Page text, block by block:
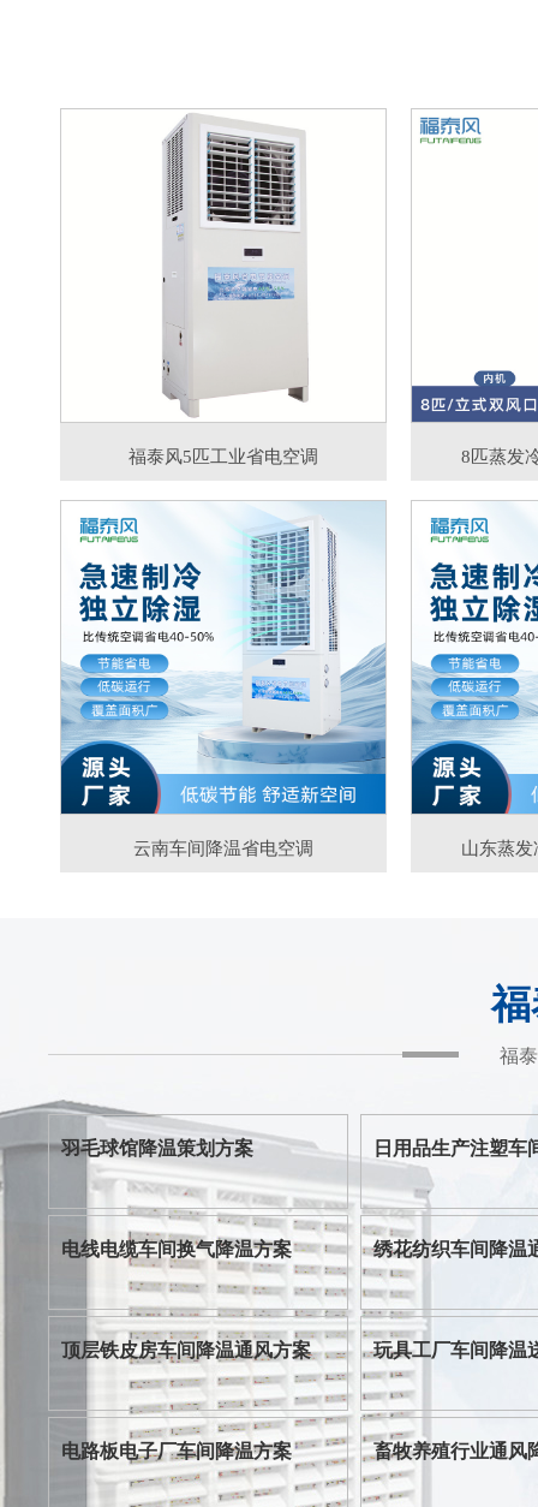
福泰风5匹工业省电空调 8匹蒸发
云南车间降温省电空调 山东蒸
福
羽毛球馆降温策划方案 日用品生产注塑车
电线电缆车间换气降温方案 绣花纺织车间降温
顶层铁皮房车间降温通风方案 玩具工厂车间降温
电路板电子厂车间降温方案 畜牧养殖行业通风